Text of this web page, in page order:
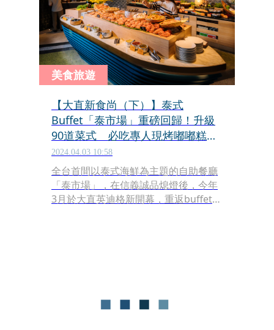
美食旅遊
【大直新食尚（下）】泰式
Buffet「泰市場」重磅回歸！升級
90道菜式 必吃專人現烤嘟嘟糕、
貓山王榴槤披薩
2024.04.03 10:58
全台首間以泰式海鮮為主題的自助餐廳
「泰市場」，在信義誠品熄燈後，今年
3月於大直英迪格新開幕，重返buffet戰